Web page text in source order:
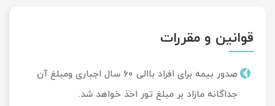
قوانین و مقررات
صدور بیمه برای افراد باالی 60 سال اجباری ومبلغ آن
جداگانه مازاد بر مبلغ تور اخذ خواهد شد.